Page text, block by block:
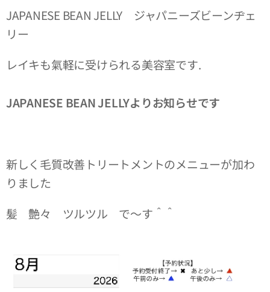
JAPANESE BEAN JELLY ジャパニーズビーンヂェ
リー
レイキも氣軽に受けられる美容室です.
JAPANESE BEAN JELLYよりお知らせです
新しく毛質改善トリートメントのメニューが加わ
りました
髪 艶々 ツルツル で〜す＾＾